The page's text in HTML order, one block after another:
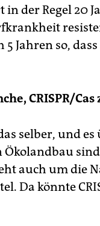
der Regel 20
Jahren so,
CRISPR/
selber, und
Ökolandbau
auch um die
Da könnte